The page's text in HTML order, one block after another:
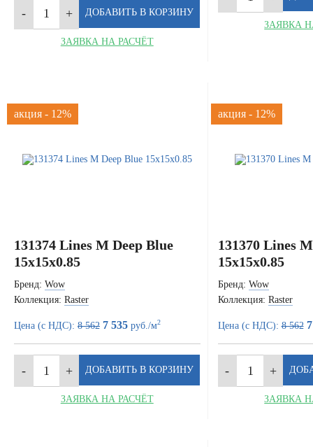
ЗАЯВКА НА РАСЧЁТ
ЗАЯВКА
акция - 12%
131374 Lines M Deep Blue
15x15x0.85
Бренд: Wow
Коллекция: Raster
Цена (с НДС): 8 562 7 535 руб./м2
ЗАЯВКА НА РАСЧЁТ
акция - 12%
131370 Lines
15x15x0.85
Бренд: Wow
Коллекция: Raster
Цена (с НДС):8 562
ЗАЯВКА